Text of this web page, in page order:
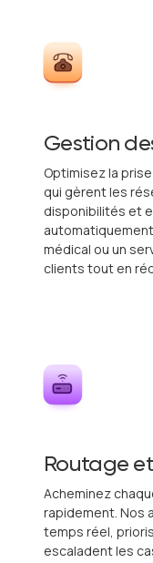
Gestion
Optimisez la
qui gèrent les
disponibilités et
médical ou un
clients tout en
Routage
Acheminez
rapidement. Nos
temps réel,
escaladent les